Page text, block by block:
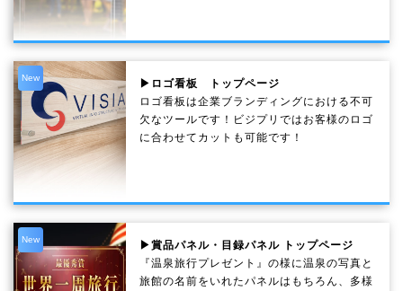
New
▶ロゴ看板 トップページ
ロゴ看板は企業ブランディングにおける不可
欠なツールです！ビジプリではお客様のロゴ
に合わせてカットも可能です！
New
▶賞品パネル・目録パネル トップページ
『温泉旅行プレゼント』の様に温泉の写真と
旅館の名前をいれたパネルはもちろん、多様